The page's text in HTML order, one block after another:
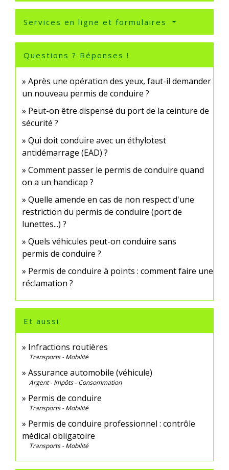
Services en ligne et formulaires
Questions ? Réponses !
Après une opération des yeux, faut-il demander
un nouveau permis de conduire ?
Peut-on être dispensé du port de la ceinture de
sécurité ?
Qui doit conduire avec un éthylotest
antidémarrage (EAD) ?
Comment passer le permis de conduire quand
on a un handicap ?
Quelle amende en cas de non respect d'une
restriction du permis de conduire (port de
lunettes...) ?
Quels véhicules peut-on conduire sans
permis de conduire ?
Permis de conduire à points : comment faire une
réclamation ?
Et aussi
Infractions routières
Transports - Mobilité
Assurance automobile (véhicule)
Argent - Impôts - Consommation
Permis de conduire
Transports - Mobilité
Permis de conduire professionnel : contrôle
médical obligatoire
Transports - Mobilité